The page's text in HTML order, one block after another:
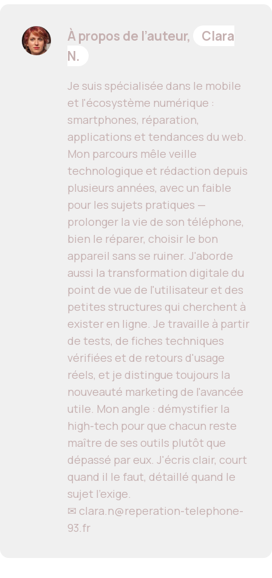
À propos de l’auteur,
Clara
N.
Je suis spécialisée dans le mobile
et l'écosystème numérique :
smartphones, réparation,
applications et tendances du web.
Mon parcours mêle veille
technologique et rédaction depuis
plusieurs années, avec un faible
pour les sujets pratiques —
prolonger la vie de son téléphone,
bien le réparer, choisir le bon
appareil sans se ruiner. J'aborde
aussi la transformation digitale du
point de vue de l'utilisateur et des
petites structures qui cherchent à
exister en ligne. Je travaille à partir
de tests, de fiches techniques
vérifiées et de retours d'usage
réels, et je distingue toujours la
nouveauté marketing de l'avancée
utile. Mon angle : démystifier la
high-tech pour que chacun reste
maître de ses outils plutôt que
dépassé par eux. J'écris clair, court
quand il le faut, détaillé quand le
sujet l'exige.
✉ clara.n@reperation-telephone-
93.fr